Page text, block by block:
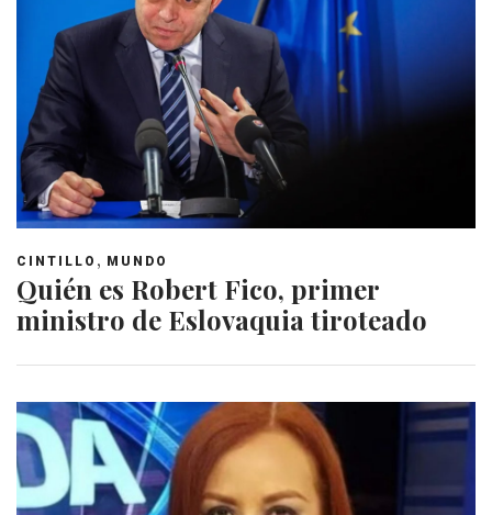
CINTILLO , MUNDO
Quién es Robert Fico, primer
ministro de Eslovaquia tiroteado